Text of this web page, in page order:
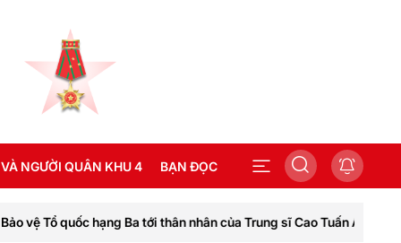
NGƯỜI QUÂN KHU 4 BẠN ĐỌC
hạng Ba tới thân nhân của Trung sĩ Cao Tuấn Anh